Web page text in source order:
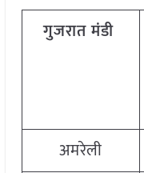
गुजरातमंडी
अमरेली